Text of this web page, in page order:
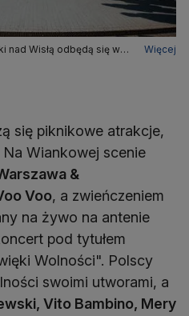
nad Wisłą odbędą się w
Więcej
się piknikowe atrakcje,
Wiankowej scenie
&
Voo, a zwieńczeniem
na żywo na antenie
pod tytułem
Wolności". Polscy
swoimi utworami, a
Vito Bambino, Mery